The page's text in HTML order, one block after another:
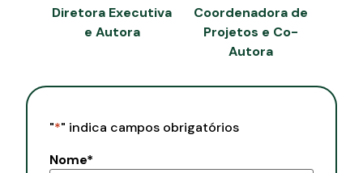
Diretora Executiva
e Autora
Coordenadora de
Projetos e Co-
Autora
"*" indica campos obrigatórios
Nome*